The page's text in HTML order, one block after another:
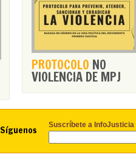
PROTOCOLO NO
VIOLENCIA DE MPJ
Síguenos Suscríbete a InfoJusticia